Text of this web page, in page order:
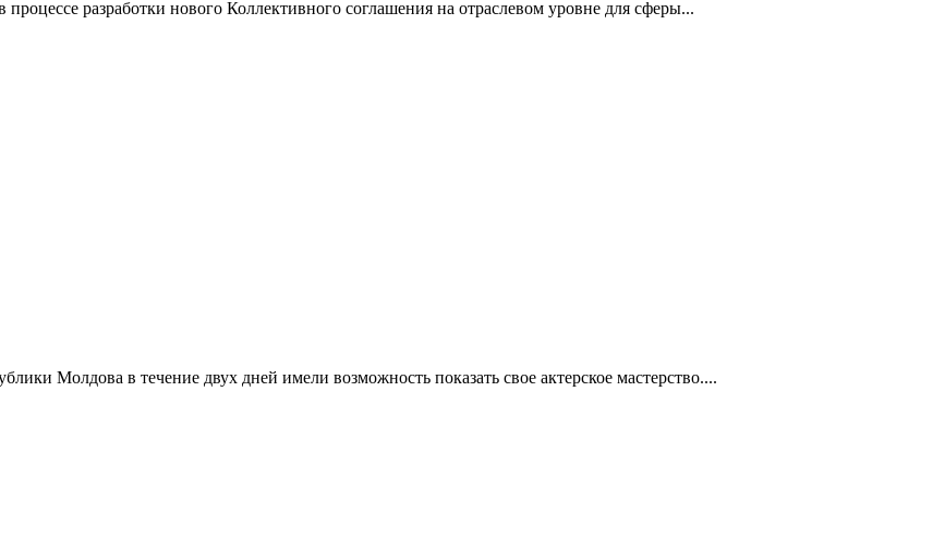
разработки нового Кол­лективного соглашения на отраслевом уровне для сферы...
Молдова в течение двух дней имели возможность показать свое актерское мастерство....